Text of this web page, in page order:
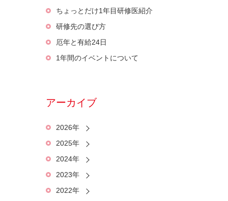
ちょっとだけ1年目研修医紹介
研修先の選び方
厄年と有給24日
1年間のイベントについて
アーカイブ
2026年
2025年
2024年
2023年
2022年